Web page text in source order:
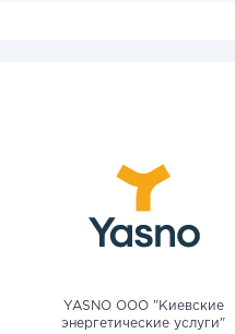
YASNO OOO "Киевские
энергетические услуги"